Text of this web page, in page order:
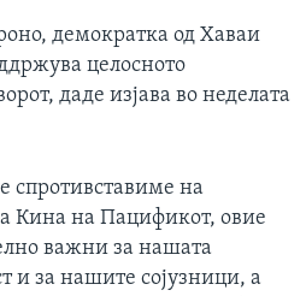
демократка од Хаваи
целосното
даде изјава во неделата
спротивставиме на
Кина на Пацификот, овие
важни за нашата
и за нашите сојузници, а